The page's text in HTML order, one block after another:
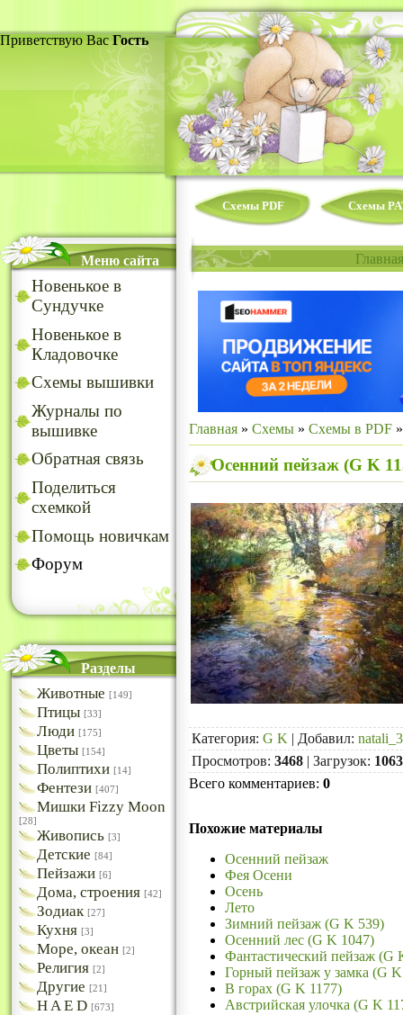
Приветствую Вас Гость
Схемы PDF Схемы
Меню сайта
Новенькое в
Сундучке
Новенькое в
Кладовочке
Схемы вышивки
Журналы по
вышивке
Обратная связь
Поделиться
схемкой
Помощь новичкам
Форум
Разделы
Животные [149]
Птицы [33]
Люди [175]
Цветы [154]
Полиптихи [14]
Фентези [407]
Мишки Fizzy Moon
[28]
Живопись [3]
Детские [84]
Пейзажи [6]
Дома, строения [42]
Зодиак [27]
Кухня [3]
Море, океан [2]
Религия [2]
Другие [21]
H A E D [673]
Главная
Главная » Схемы » Схемы в PDF
Осенний пейзаж (G K
Категория: G K | Добавил:
Просмотров: 3468 | Загрузок: 1063
Всего комментариев: 0
Похожие материалы
Осенний пейзаж
Фея Осени
Осень
Лето
Зимний пейзаж (G K 539)
Осенний лес (G K 1047)
Фантастический пейзаж (G
Горный пейзаж у замка (G
В горах (G K 1177)
Австрийская улочка (G K